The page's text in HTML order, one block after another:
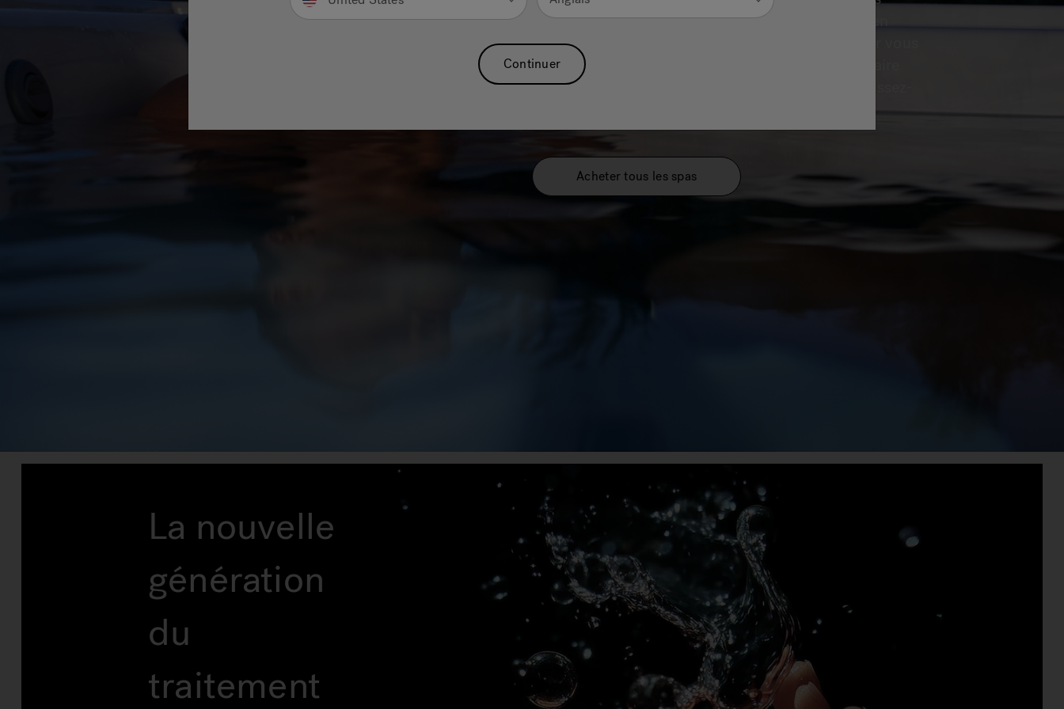
technologies brevetées garantissent un entretien
sans effort, quel que soit le produit choisi, pour vous
permettre de savourer le plaisir d’être propriétaire
sans contraintes. Plongez dans la détente et laissez-
Acheter tous les spas
La nouvelle
génération
du
traitement
Continuer